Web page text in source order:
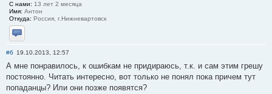
С нами: 13 лет 2 месяца
Имя: Антон
Откуда: Россия, г.Нижневартовск
Отправить личное сообщение
#6 19.10.2013, 12:57
А мне понравилось, к ошибкам не придираюсь, т.к. и сам этим грешу
постоянно. Читать интересно, вот только не понял пока причем тут
попаданцы? Или они позже появятся?